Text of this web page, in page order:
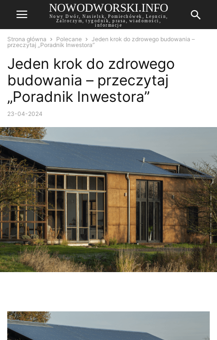
NOWODWORSKI.INFO
Nowy Dwór, Nasielsk, Pomiechówek, Leoncin,
Zalroczym, tygodnik, prasa, wiadomości,
informacje
Strona główna Polecane
Jeden krok do zdrowego budowania –
przeczytaj „Poradnik Inwestora”
Jeden krok do zdrowego
budowania – przeczytaj
„Poradnik Inwestora”
23-04-2024